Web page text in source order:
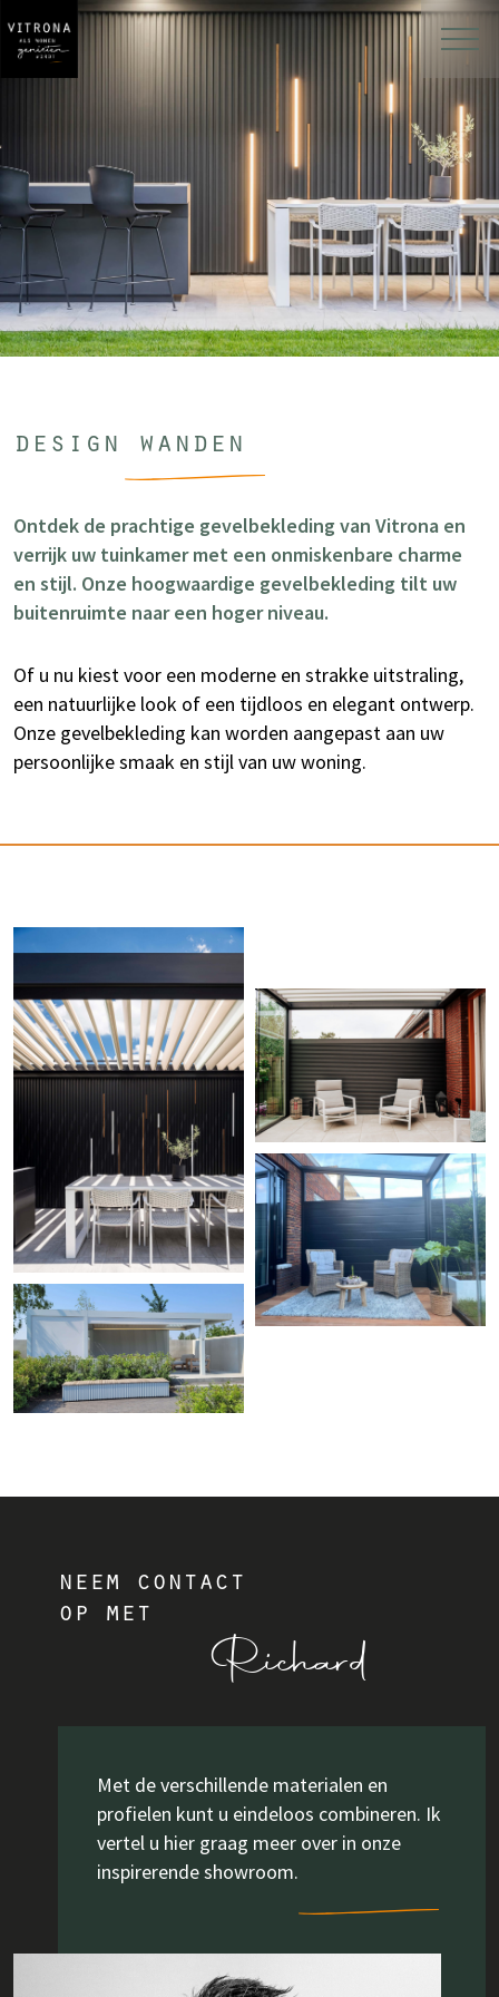
design wanden
Ontdek de prachtige gevelbekleding van Vitrona en
verrijk uw tuinkamer met een onmiskenbare charme
en stijl. Onze hoogwaardige gevelbekleding tilt uw
buitenruimte naar een hoger niveau.
Of u nu kiest voor een moderne en strakke uitstraling,
een natuurlijke look of een tijdloos en elegant ontwerp.
Onze gevelbekleding kan worden aangepast aan uw
persoonlijke smaak en stijl van uw woning.
neem contact
op met
Richard
Met de verschillende materialen en
profielen kunt u eindeloos combineren. Ik
vertel u hier graag meer over in onze
inspirerende showroom.